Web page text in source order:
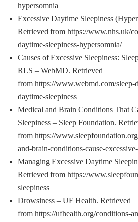
hypersomnia
Excessive Daytime Sleepiness
Retrieved from https://www.nhs.uk/
daytime-sleepiness-hypersomnia/
Causes of Excessive Sleepiness:
RLS – WebMD. Retrieved
from https://www.webmd.com/sleep-
daytime-sleepiness
Medical and Brain Conditions That
Sleepiness – Sleep Foundation.
from https://
and-brain-conditions-cause-
Managing Excessive Daytime
Retrieved from https://
sleepiness
Drowsiness – UF Health. Retrieved
from https://ufhealth.org/conditions-